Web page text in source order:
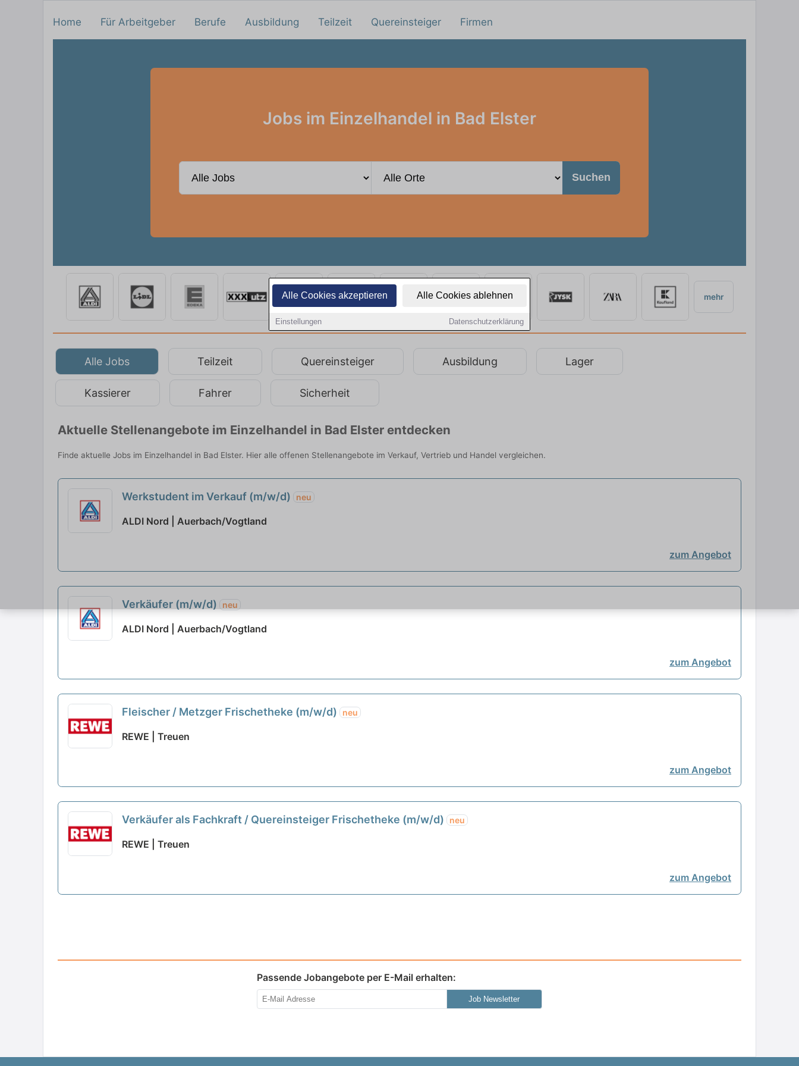
Alle Cookies akzeptieren Alle Cookies ablehnen
Einstellungen Datenschutzerklärung
Home Für Arbeitgeber Berufe Ausbildung Teilzeit Quereinsteiger Firmen
Jobs im Einzelhandel in Bad Elster
Suchen
mehr
Alle Jobs Teilzeit Quereinsteiger Ausbildung Lager
Kassierer Fahrer Sicherheit
Aktuelle Stellenangebote im Einzelhandel in Bad Elster entdecken
Finde aktuelle Jobs im Einzelhandel in Bad Elster. Hier alle offenen Stellenangebote im Verkauf, Vertrieb und Handel vergleichen.
Werkstudent im Verkauf (m/w/d) neu
ALDI Nord | Auerbach/Vogtland
zum Angebot
Verkäufer (m/w/d) neu
ALDI Nord | Auerbach/Vogtland
zum Angebot
Fleischer / Metzger Frischetheke (m/w/d) neu
REWE | Treuen
zum Angebot
Verkäufer als Fachkraft / Quereinsteiger Frischetheke (m/w/d) neu
REWE | Treuen
zum Angebot
Passende Jobangebote per E-Mail erhalten:
Job Newsletter